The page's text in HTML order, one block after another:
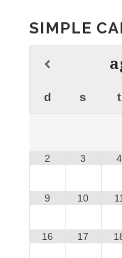
SIMPLE
d s t
2 3 4
9 10
16 17